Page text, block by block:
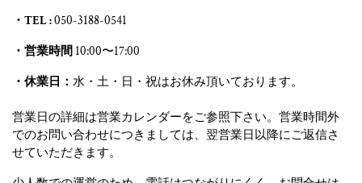
・TEL :050-3188-0541
・営業時間 10:00〜17:00
・休業日： 水・土・日・祝はお休み頂いております。
営業日の詳細は営業カレンダーをご参照下さい。営業時間外
でのお問い合わせにつきましては、翌営業日以降にご返信さ
せていただきます。